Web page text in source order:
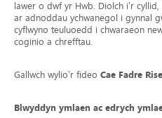
lawer o dwf yr Hwb. Diolch i’r
ar adnoddau ychwanegol i gynnal
cyflwyno teuluoedd i chwaraeon
coginio a chrefftau.
Gallwch wylio’r fideo Cae Fadre
Blwyddyn ymlaen ac edrych